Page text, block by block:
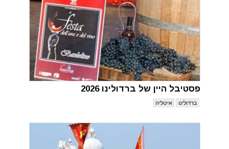
פסטיבל היין של ברדולינו 2026
ברדולינו איטליה